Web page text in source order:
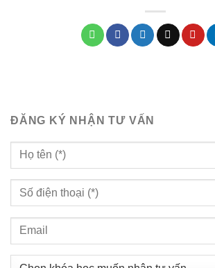
ĐĂNG KÝ NHẬN TƯ VẤN